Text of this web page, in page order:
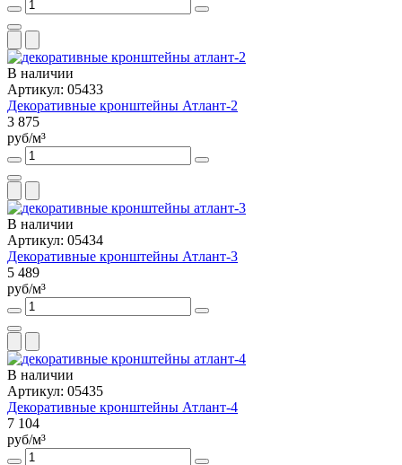
В наличии
Артикул: 05433
Декоративные кронштейны Атлант-2
3 875
руб/м³
В наличии
Артикул: 05434
Декоративные кронштейны Атлант-3
5 489
руб/м³
В наличии
Артикул: 05435
Декоративные кронштейны Атлант-4
7 104
руб/м³